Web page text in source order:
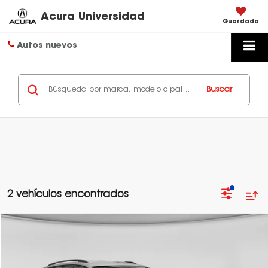
Acura Universidad Guardado
Autos nuevos
Buscar
2 vehículos encontrados
Obtén Una Cotización